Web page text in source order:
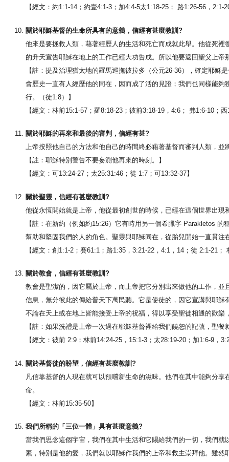
【經文：約1:1-14；約壹4:1-3；加4:4-5太1:18-25； 路1:26-56，2:1-
關於耶穌基督的生命所具有的意義，信經有甚麼教訓?
他來是要拯救人類，藉著經歷人的生活和死亡而成就此舉。他從死
的升天宣告耶穌在地上的工作已經大功告成。所以他要返回聖父上帝
【註：提及治理猶太地的羅馬巡撫彼拉多（公元26-36），確定耶
會歷史一直有人經歷他的同在，因而成了活的見證；我們也同樣能
行。（徒1:8）】
【經文：林前15:1-57；羅8:18-23；彼前3:18-19，4:6； 弗1:6-10；
關於耶穌的再來和最後的審判，信經有甚?
上帝按照他自己的方法和他自己的時間終必藉著基督而審判人類，
【註：耶穌特別警告不要妄測他再來的時刻。】
【經文：可13:24-27；太25:31:46；徒 1:7；可13:32-37】
關於聖靈，信經有甚麼教訓?
他從永恆開始就是上帝，他從最初創世的時候，已經在這個世界出
【註：在新約（例如約15:26）它有時用另一個希臘字 Parakletos
幫助和堅固我們的人的角色。聖靈與耶穌同在，從胎兒開始一直貫
【經文：創1:1-2；賽61:1；路1:35，3:21-22，4:1，14；徒 2:1-21；
關於教會，信經有甚麼教訓?
教會是聖潔的，因它屬於上帝，而上帝把它分別出來做他的工作，
信息，無分彼此的傳給普天下萬民聽。它是使徒的，因它宣講與耶
不論在天上或在地上皆能接受上帝的祝福，得以享受聖徒相通的歡
【註：如果洗禮是上帝一次過在耶穌基督裡給我們饒恕的記號，聖
【經文：彼前 2:9；林前14:24-25，15:1-3；太28:19-20；加1:6-9，
關於基督徒的盼望，信經有甚麼教訓?
凡信靠基督的人現在就可以預嚐新生命的滋味。他們在其中能夠分
命。
【經文：林前15:35-50】
我們所稱的「三位一體」具有甚麼意義?
當我們思念這個宇宙，我們在其中生活和它賜給我們的一切，我們
素，特別是他的愛，我們就以耶穌作我們的上帝和救主崇拜他。雖